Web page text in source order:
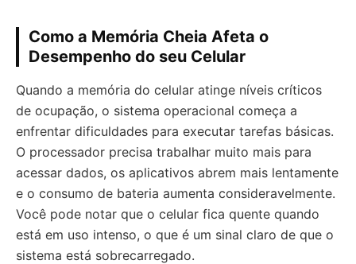
Como a Memória Cheia Afeta o
Desempenho do seu Celular
Quando a memória do celular atinge níveis críticos
de ocupação, o sistema operacional começa a
enfrentar dificuldades para executar tarefas básicas.
O processador precisa trabalhar muito mais para
acessar dados, os aplicativos abrem mais lentamente
e o consumo de bateria aumenta consideravelmente.
Você pode notar que o celular fica quente quando
está em uso intenso, o que é um sinal claro de que o
sistema está sobrecarregado.